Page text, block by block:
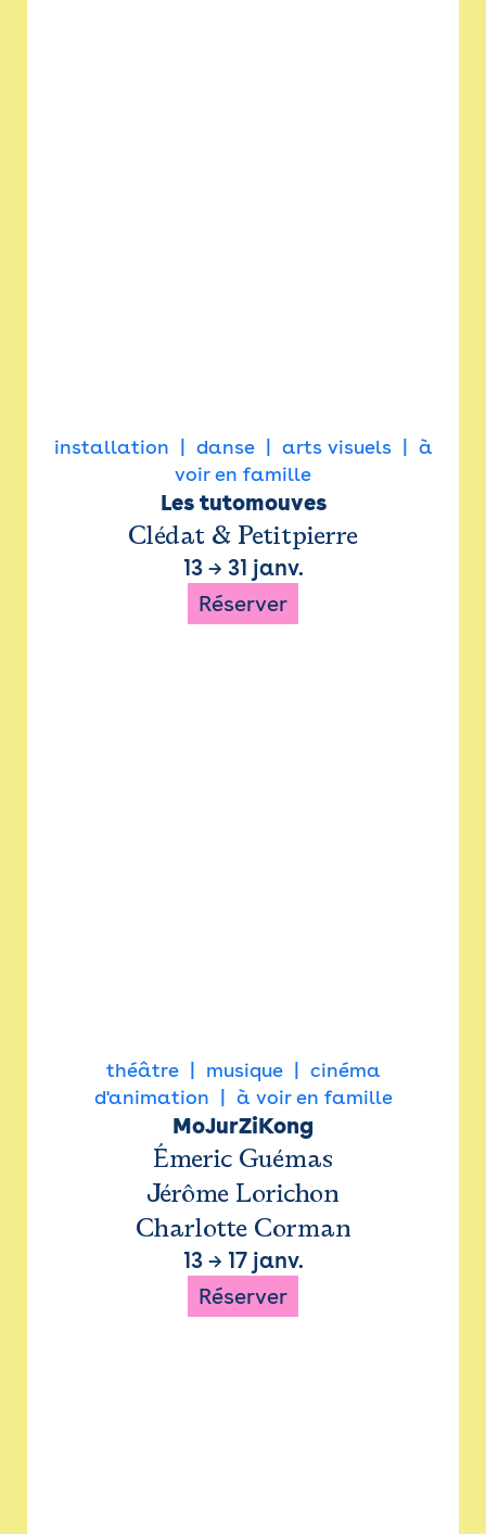
installation danse arts visuels
à
voir en famille
Les tutomouves
Clédat & Petitpierre
13→ 31 janv.
Réserver
théâtre musique
cinéma
d'animation
à voir en famille
MoJurZiKong
Émeric Guémas
Jérôme Lorichon
Charlotte Corman
13→ 17 janv.
Réserver